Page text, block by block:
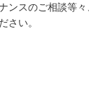
ンスのご相談等
さい。